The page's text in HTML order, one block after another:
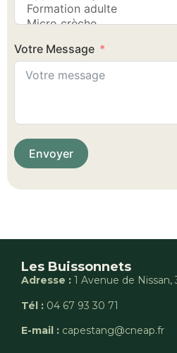
Votre Message
Envoyer
Les Buissonnets
Adresse : 1 Avenue de Nissan,
Tél : 04 67 93 30 71
E-mail : capestang@cneap.fr